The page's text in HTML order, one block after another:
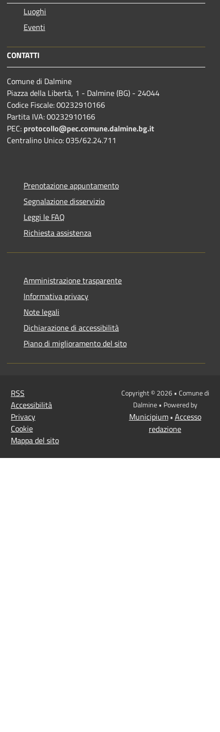
Luoghi
Eventi
CONTATTI
Comune di Dalmine
Piazza della Libertà, 1 - Dalmine (BG) - 24044
Codice Fiscale: 00232910166
Partita IVA: 00232910166
PEC: protocollo@pec.comune.dalmine.bg.it
Centralino Unico: 035/62.24.711
Prenotazione appuntamento
Segnalazione disservizio
Leggi le FAQ
Richiesta assistenza
Amministrazione trasparente
Informativa privacy
Note legali
Dichiarazione di accessibilità
Piano di miglioramento del sito
RSS
Accessibilità
Privacy
Cookie
Mappa del sito
Copyright © 2026 • Comune di
Dalmine • Powered by
Municipium• Accesso
redazione